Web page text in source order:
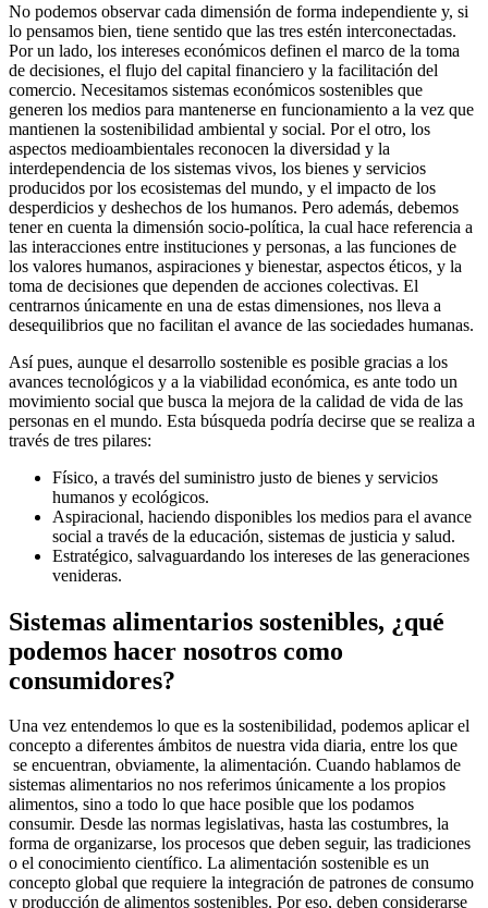
No podemos observar cada dimensión de forma independiente y, si
lo pensamos bien, tiene sentido que las tres estén interconectadas.
Por un lado, los intereses económicos definen el marco de la toma
de decisiones, el flujo del capital financiero y la facilitación del
comercio. Necesitamos sistemas económicos sostenibles que
generen los medios para mantenerse en funcionamiento a la vez que
mantienen la sostenibilidad ambiental y social. Por el otro, los
aspectos medioambientales reconocen la diversidad y la
interdependencia de los sistemas vivos, los bienes y servicios
producidos por los ecosistemas del mundo, y el impacto de los
desperdicios y deshechos de los humanos. Pero además, debemos
tener en cuenta la dimensión socio-política, la cual hace referencia a
las interacciones entre instituciones y personas, a las funciones de
los valores humanos, aspiraciones y bienestar, aspectos éticos, y la
toma de decisiones que dependen de acciones colectivas. El
centrarnos únicamente en una de estas dimensiones, nos lleva a
desequilibrios que no facilitan el avance de las sociedades humanas.
Así pues, aunque el desarrollo sostenible es posible gracias a los
avances tecnológicos y a la viabilidad económica, es ante todo un
movimiento social que busca la mejora de la calidad de vida de las
personas en el mundo. Esta búsqueda podría decirse que se realiza a
través de tres pilares:
Físico, a través del suministro justo de bienes y servicios
humanos y ecológicos.
Aspiracional, haciendo disponibles los medios para el avance
social a través de la educación, sistemas de justicia y salud.
Estratégico, salvaguardando los intereses de las generaciones
venideras.
Sistemas alimentarios sostenibles, ¿qué
podemos hacer nosotros como
consumidores?
Una vez entendemos lo que es la sostenibilidad, podemos aplicar el
concepto a diferentes ámbitos de nuestra vida diaria, entre los que
se encuentran, obviamente, la alimentación. Cuando hablamos de
sistemas alimentarios no nos referimos únicamente a los propios
alimentos, sino a todo lo que hace posible que los podamos
consumir. Desde las normas legislativas, hasta las costumbres, la
forma de organizarse, los procesos que deben seguir, las tradiciones
o el conocimiento científico. La alimentación sostenible es un
concepto global que requiere la integración de patrones de consumo
y producción de alimentos sostenibles. Por eso, deben considerarse